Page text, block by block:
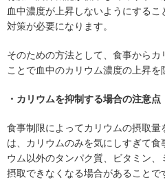
血中濃度が上昇しないようにする
対策が必要になります。
そのための方法として、食事から
ことで血中のカリウム濃度の上昇を
・カリウムを抑制する場合の注意点
食事制限によってカリウムの摂取
は、カリウムのみを気にしすぎて食
ウム以外のタンパク質、ビタミン
摂取できなくなる場合があることで